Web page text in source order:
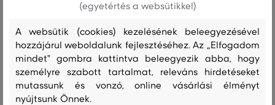
felső anyag
GYAPJÚ
100 %
(egyetértés a websütikkel)
A websütik (cookies) kezelésének beleegyezésével
hozzájárul weboldalunk fejlesztéséhez. Az „Elfogadom
mindet" gombra kattintva beleegyezik abba, hogy
személyre szabott tartalmat, releváns hirdetéseket
mutassunk és vonzó, online vásárlási élményt
nyújtsunk Önnek.